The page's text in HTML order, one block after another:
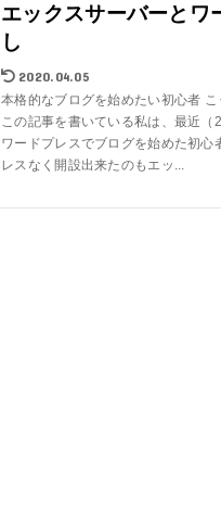
エックスサーバーとワ
し
2020.04.05
本格的なブログを始めたい初心者 こ
この記事を書いている私は、最近
ワードプレスでブログを始めた初心
レスなく開設出来たのもエッ...